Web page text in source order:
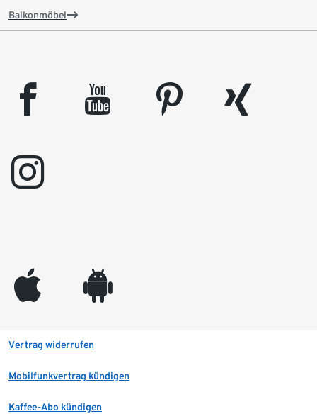
Balkonmöbel
facebook youtube pinterest
xing
instagram
appleinc android
Vertrag widerrufen
Mobilfunkvertrag kündigen
Kaffee-Abo kündigen